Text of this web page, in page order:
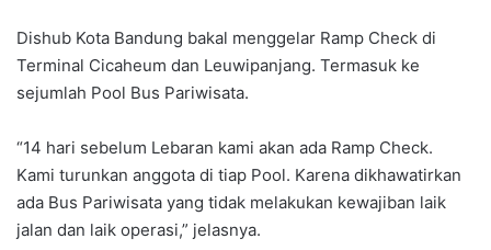
Dishub Kota Bandung bakal menggelar Ramp Check di
Terminal Cicaheum dan Leuwipanjang. Termasuk ke
sejumlah Pool Bus Pariwisata.
“14 hari sebelum Lebaran kami akan ada Ramp Check.
Kami turunkan anggota di tiap Pool. Karena dikhawatirkan
ada Bus Pariwisata yang tidak melakukan kewajiban laik
jalan dan laik operasi,” jelasnya.